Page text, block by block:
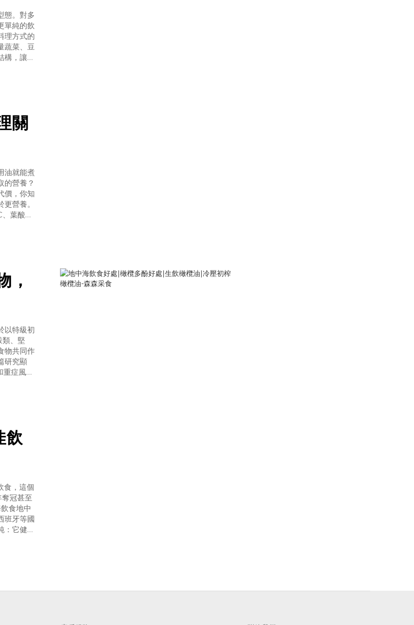
態。對多
單純的飲
理方式的
蔬菜、豆
構，讓進
，
關
油就能煮
的營養？
價，你知
營養。
葉酸等
品
，
以特級初
、堅
物共同作
研究顯
症風險
飲
食，這個
冠甚至
食地中
班牙等國
：它健康